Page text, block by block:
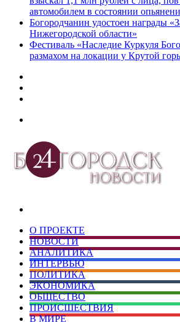
автомобилем в состоянии
Богородчанин удостоен награды
Нижегородской области»
Фестиваль «Наследие Куркуля
размахом на локации у Крутой
О ПРОЕКТЕ
НОВОСТИ
АНАЛИТИКА
ИНТЕРВЬЮ
ПОЛИТИКА
ЭКОНОМИКА
ОБЩЕСТВО
ПРОИСШЕСТВИЯ
В МИРЕ